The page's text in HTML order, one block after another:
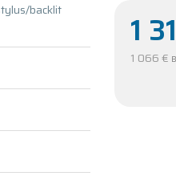
1
1 066 €
backlit